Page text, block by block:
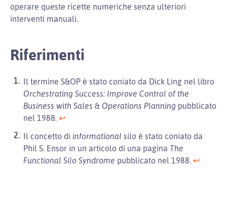
operare queste ricette numeriche senza ulteriori
interventi manuali.
Riferimenti
Il termine S&OP è stato coniato da Dick Ling nel libro
Orchestrating Success: Improve Control of the
Business with Sales & Operations Planning pubblicato
nel 1988. ↩︎
Il concetto di informational silo è stato coniato da
Phil S. Ensor in un articolo di una pagina The
Functional Silo Syndrome pubblicato nel 1988. ↩︎